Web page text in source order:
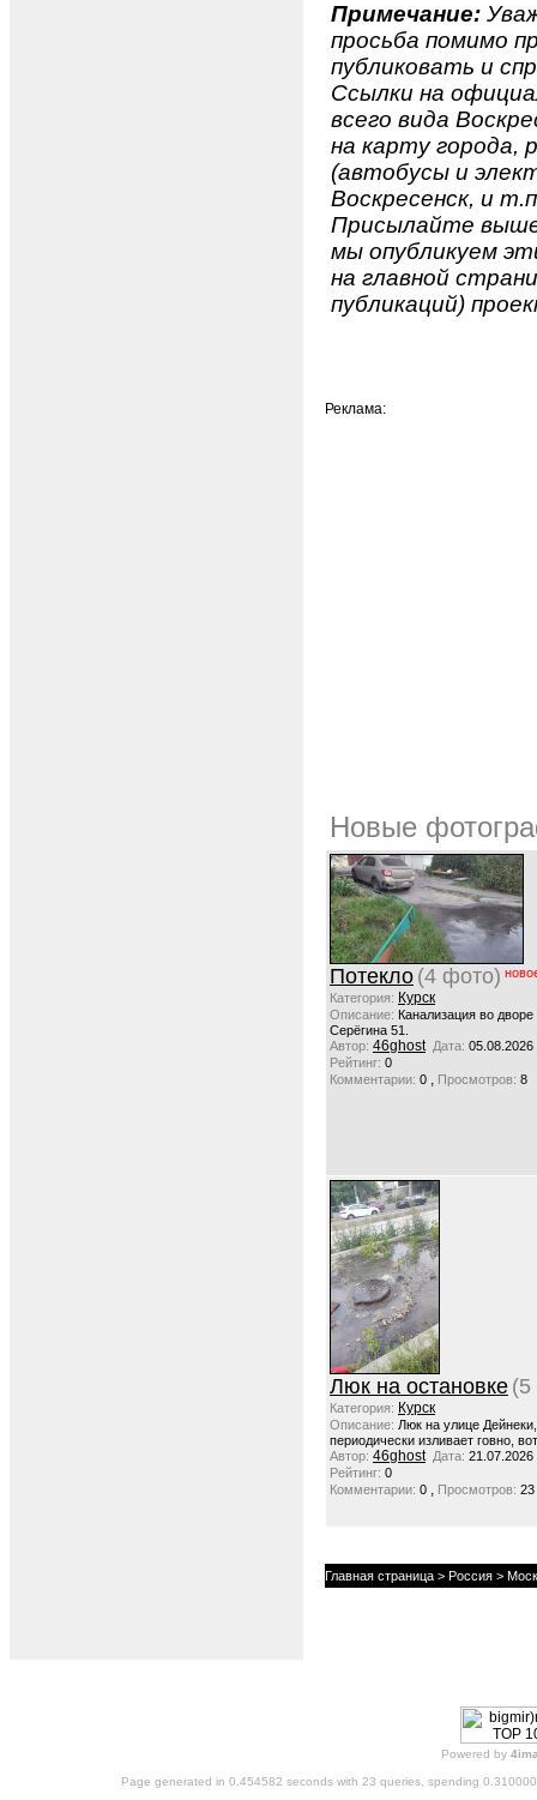
Примечание:
просьба помимо
публиковать и
Ссылки на
всего вида
на карту города,
(автобусы и
Воскресенск, и
Присылайте
мы опубликуем
на главной
публикаций)
Реклама:
Новые
Потекло (4 фото)
Категория: Курск
Описание: Канализация во
Серёгина 51.
Автор: 46ghost Дата: 05.08.2026
Рейтинг: 0
Комментарии: 0 , Просмотров: 8
Люк на остановке (5
Категория: Курск
Описание: Люк на улице
периодически изливает говно,
Автор: 46ghost Дата: 21.07.2026
Рейтинг: 0
Комментарии: 0 , Просмотров: 23
Главная страница > Россия >
Powered by
Page generated in 0.454582 seconds with 23 queries, spending